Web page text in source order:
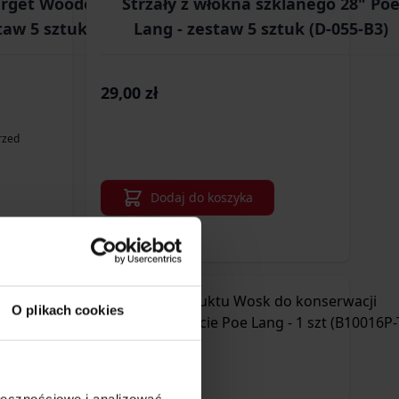
O plikach cookies
5 sztuk
Lang - zestaw 5 sztuk (D-055-B3)
29,00 zł
Dodaj do koszyka